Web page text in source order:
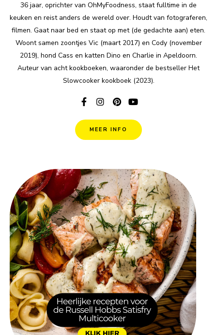
36 jaar, oprichter van OhMyFoodness, staat fulltime in de
keuken en reist anders de wereld over. Houdt van fotograferen,
filmen. Gaat naar bed en staat op met (de gedachte aan) eten.
Woont samen zoontjes Vic (maart 2017) en Cody (november
2019), hond Cass en katten Dino en Charlie in Apeldoorn.
Auteur van acht kookboeken, waaronder de bestseller Het
Slowcooker kookboek (2023).
MEER INFO